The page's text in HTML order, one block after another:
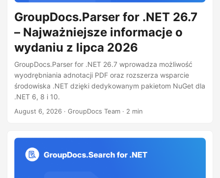
GroupDocs.Parser for .NET 26.7
– Najważniejsze informacje o
wydaniu z lipca 2026
GroupDocs.Parser for .NET 26.7 wprowadza możliwość
wyodrębniania adnotacji PDF oraz rozszerza wsparcie
środowiska .NET dzięki dedykowanym pakietom NuGet dla
.NET 6, 8 i 10.
August 6, 2026 · GroupDocs Team · 2 min